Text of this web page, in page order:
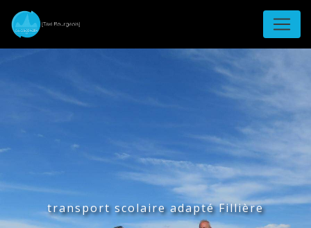
transport scolaire adapté Fillière
Panneau de gestion des cookies